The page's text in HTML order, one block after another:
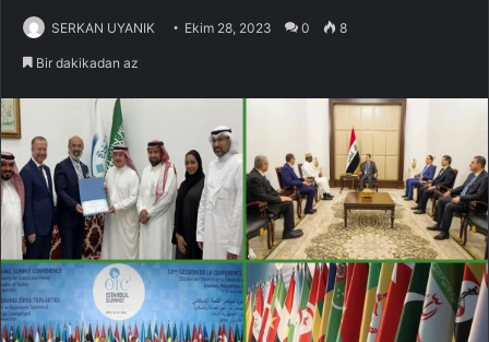
SERKAN UYANIK Ekim 28, 2023 0 8
Bir dakikadan az